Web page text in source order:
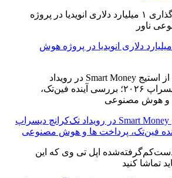
سرمایه‌گذاری ۱ میلیارد دلاری انویدیا در پروژه هوش
رونمایی از استیج Smart Money در رویداد تک‌کرانچ دیسراپ